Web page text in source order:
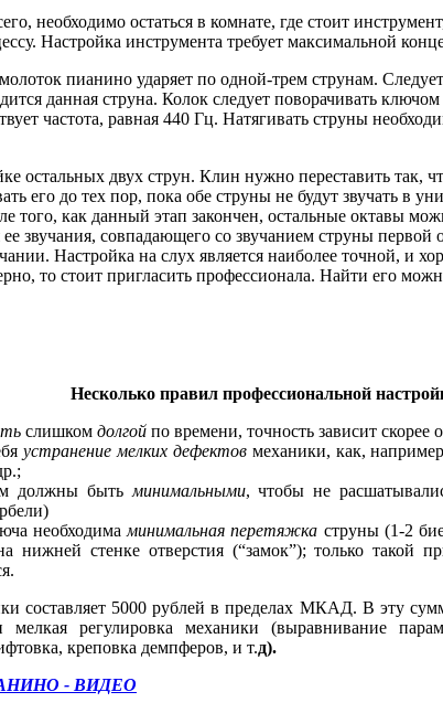
необходимо остаться в комнате, где стоит
Настройка инструмента требует максимальной
пианино ударяет по одной-трем струнам.
данная струна. Колок следует поворачивать
частота, равная 440 Гц. Натягивать струны
остальных двух струн. Клин нужно переставить так,
его до тех пор, пока обе струны не будут звучать в
того, как данный этап закончен, остальные октавы
звучания, совпадающего со звучанием струны
Настройка на слух является наиболее точной, и
то стоит пригласить профессионала. Найти его
Несколько правил профессиональной
слишком долгой по времени, точность зависит скорее
устранение мелких дефектовмеханики, как,
должны быть минимальными, чтобы не
)
необходима минимальная перетяжка струны (1-2
нижней стенке отверстия (“замок”); только такой
составляет 5000 рублей в пределах МКАД. В эту
регулировка механики (выравнивание
, креповка демпферов, и т.д).
- ВИДЕО